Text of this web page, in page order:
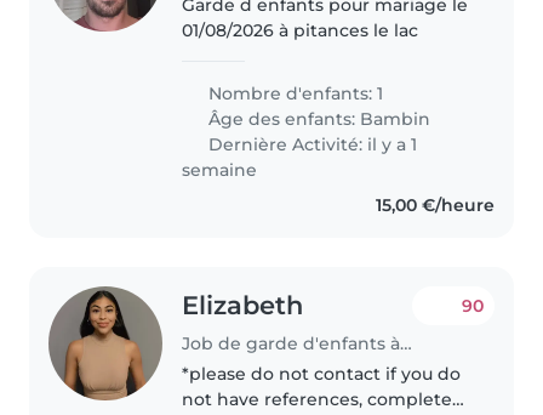
Garde d enfants pour mariage le
01/08/2026 à pitances le lac
Nombre d'enfants: 1
Âge des enfants: Bambin
Dernière Activité: il y a 1
semaine
15,00 €/heure
Elizabeth
Job de garde d'enfants à Paris
90
*please do not contact if you do
not have references, completed